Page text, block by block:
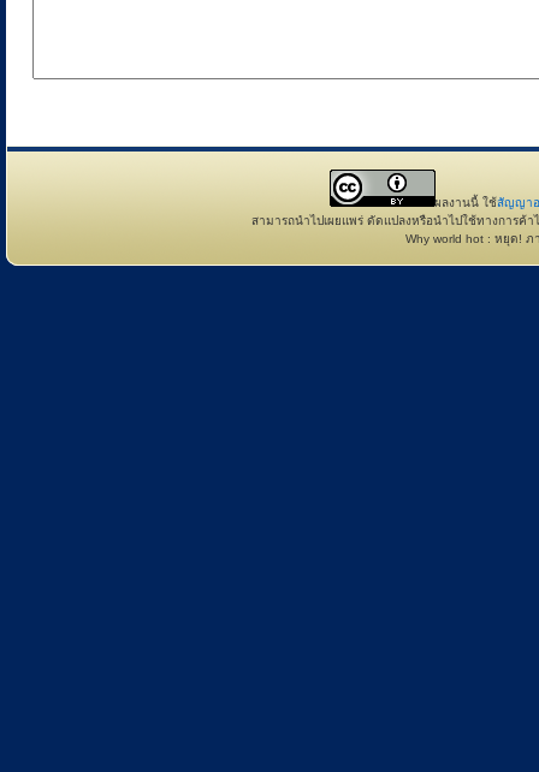
ผลงานนี้ ใช้สัญญาอ
สามารถนำไปเผยแพร่ ดัดแปลงหรือนำไปใช้ทางการค้
Why world hot : หยุด! ภ